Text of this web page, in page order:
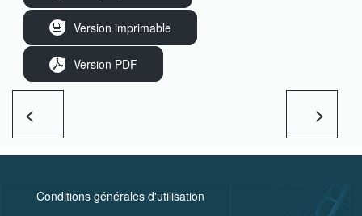
Version imprimable
Version PDF
< >
Conditions générales d'utilisation